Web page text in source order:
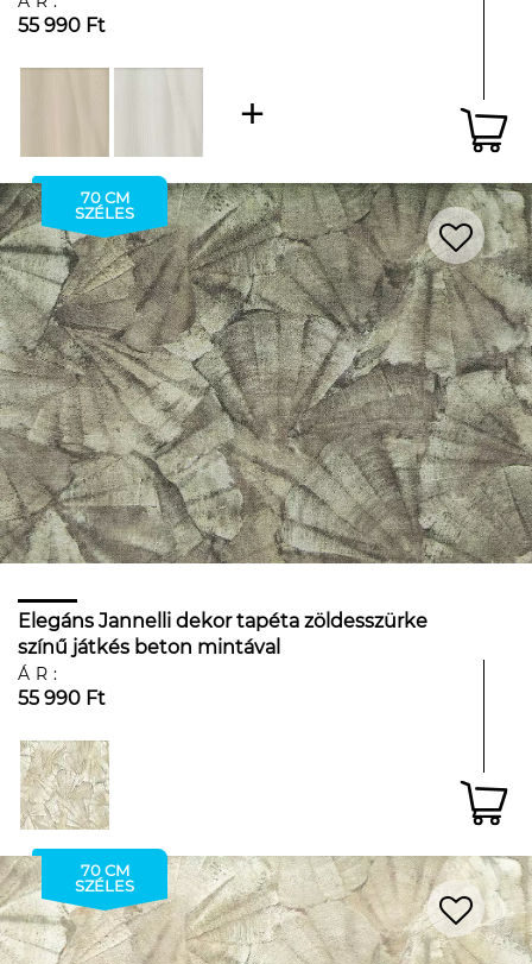
55 990 Ft
70 CM
SZÉLES
Elegáns Jannelli dekor tapéta zöldesszürke
színű játkés beton mintával
ÁR:
55 990 Ft
70 CM
SZÉLES